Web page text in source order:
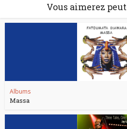
Vous aimerez
Albums
Massa